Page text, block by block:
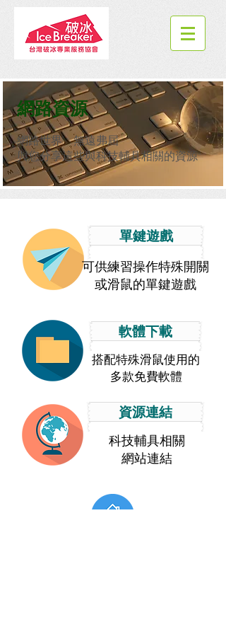
網路資源
網路世界 無遠弗屆
與您分享這些與科技輔具相關的資源
單鍵遊戲
可供練習操作特殊開關
或滑鼠的單鍵遊戲
科技輔具相關
網站連結
資源連結
搭配特殊滑鼠使用的
多款免費軟體
軟體下載